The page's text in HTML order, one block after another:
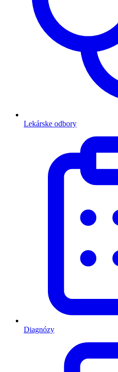
Lekárske odbory
Diagnózy